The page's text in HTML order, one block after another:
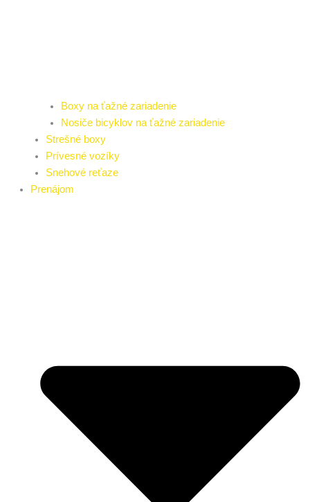
Boxy na ťažné zariadenie
Nosiče bicyklov na ťažné zariadenie
Strešné boxy
Prívesné vozíky
Snehové reťaze
Prenájom